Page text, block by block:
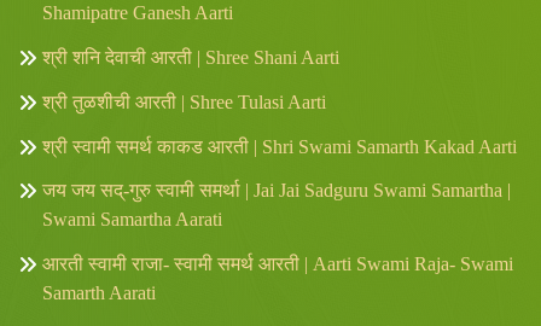
Shamipatre Ganesh Aarti
श्री शनि देवाची आरती | Shree Shani Aarti
श्री तुळशीची आरती | Shree Tulasi Aarti
श्री स्वामी समर्थ काकड आरती | Shri Swami Samarth Kakad Aarti
जय जय सद्-गुरु स्वामी समर्था | Jai Jai Sadguru Swami Samartha |
Swami Samartha Aarati
आरती स्वामी राजा- स्वामी समर्थ आरती | Aarti Swami Raja- Swami
Samarth Aarati